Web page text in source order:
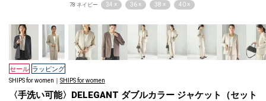
78 ネイビー 34 × 36 × 38 × 40 ×
セール ラッピング
SHIPS for women｜ SHIPS for women
〈手洗い可能〉DELEGANT ダブルカラー ジャケット（セット